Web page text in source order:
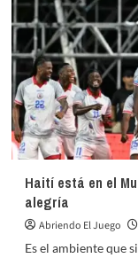
brillan
en
la
victoria
de
los
Bravos
sobre
los
Mets
1
Haití está en el
alegría
Abriendo El Juego
Es el ambiente que